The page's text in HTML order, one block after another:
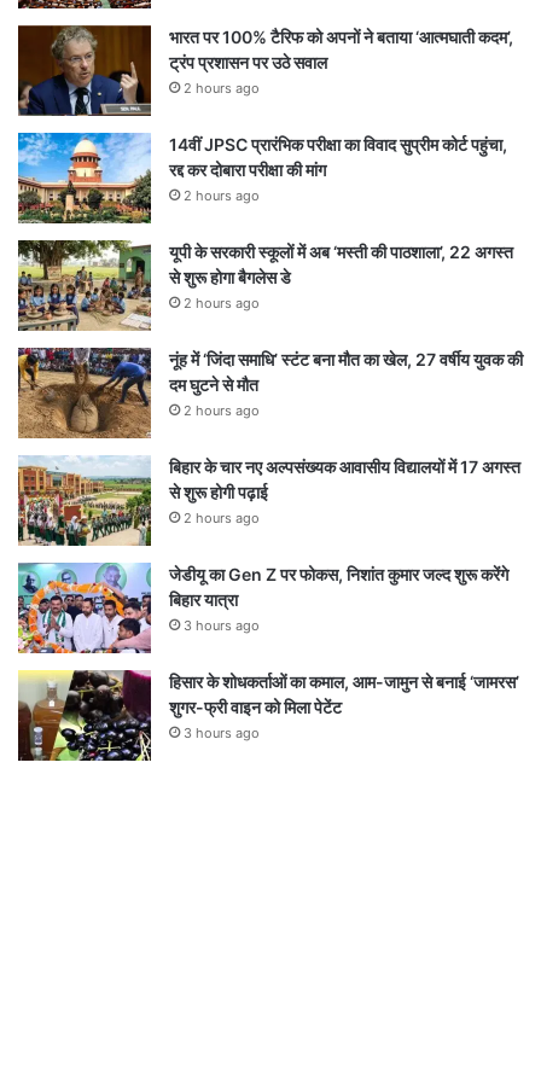
भारत पर 100% टैरिफ को अपनों ने बताया ‘आत्मघाती कदम’,
ट्रंप प्रशासन पर उठे सवाल
2 hours ago
14वीं JPSC प्रारंभिक परीक्षा का विवाद सुप्रीम कोर्ट पहुंचा,
रद्द कर दोबारा परीक्षा की मांग
2 hours ago
यूपी के सरकारी स्कूलों में अब ‘मस्ती की पाठशाला’, 22 अगस्त
से शुरू होगा बैगलेस डे
2 hours ago
नूंह में ‘जिंदा समाधि’ स्टंट बना मौत का खेल, 27 वर्षीय युवक की
दम घुटने से मौत
2 hours ago
बिहार के चार नए अल्पसंख्यक आवासीय विद्यालयों में 17 अगस्त
से शुरू होगी पढ़ाई
2 hours ago
जेडीयू का Gen Z पर फोकस, निशांत कुमार जल्द शुरू करेंगे
बिहार यात्रा
3 hours ago
हिसार के शोधकर्ताओं का कमाल, आम-जामुन से बनाई ‘जामरस’
शुगर-फ्री वाइन को मिला पेटेंट
3 hours ago